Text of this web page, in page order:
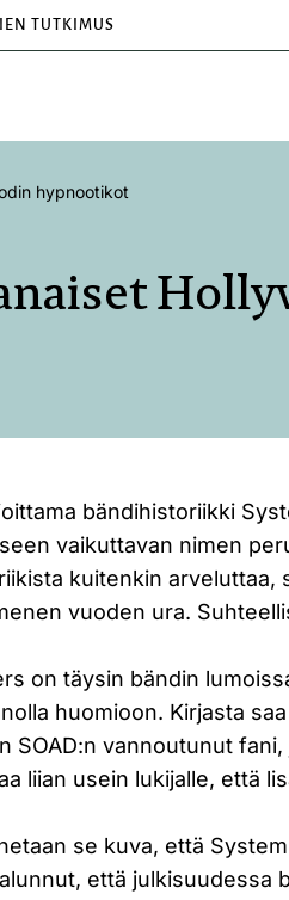
TUTKIMUS
hypnootikot
bändihistoriikki
vaikuttavan nimen
kuitenkin arveluttaa,
vuoden ura.
on täysin bändin
huomioon. Kirjasta
SOAD:n vannoutunut
liian usein lukijalle, että
se kuva, että
että julkisuudessa